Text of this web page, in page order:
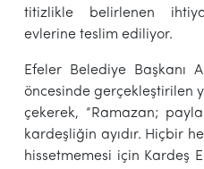
titizlikle belirlenen
evlerine teslim ediliyor.
Efeler Belediye Başkanı
öncesinde gerçekleştirilen
çekerek, “Ramazan;
kardeşliğin ayıdır. Hiçbir
hissetmemesi için Kardeş